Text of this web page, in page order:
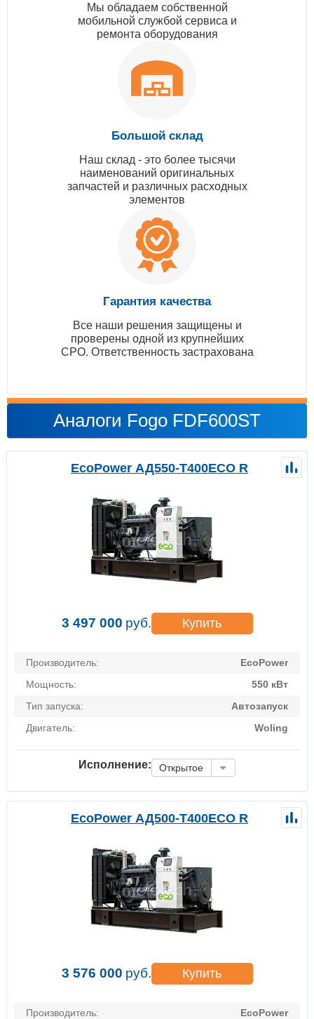
Мы обладаем собственной
мобильной службой сервиса и
ремонта оборудования
Большой склад
Наш склад - это более тысячи
наименований оригинальных
запчастей и различных расходных
элементов
Гарантия качества
Все наши решения защищены и
проверены одной из крупнейших
СРО. Ответственность застрахована
Аналоги Fogo FDF600ST
EcoPower АД550-T400ECO R
3 497 000 руб. Купить
Производитель:
EcoPower
Мощность:
550 кВт
Тип запуска:
Автозапуск
Двигатель:
Woling
Исполнение: Открытое
EcoPower АД500-T400ECO R
3 576 000 руб. Купить
Производитель:
EcoPower